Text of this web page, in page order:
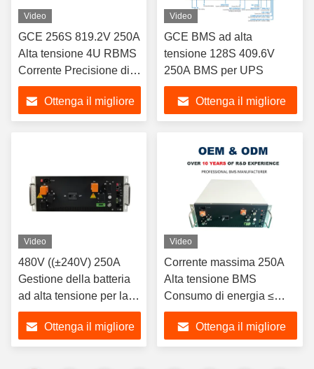
Video
GCE 256S 819.2V 250A
Alta tensione 4U RBMS
Corrente Precisione di
campionamento 0,5%
FSR Ottenga il migliore
Video
GCE BMS ad alta
tensione 128S 409.6V
250A BMS per UPS
Ottenga il migliore
Video
480V ((±240V) 250A
Gestione della batteria
ad alta tensione per la
batteria Lifepo4 con
CAN RS485 TCPIP
Comunicazione BESS
Ottenga il migliore
Video
Corrente massima 250A
Alta tensione BMS
Consumo di energia ≤
15W Con protezione
contro cortocircuito
Ottenga il migliore